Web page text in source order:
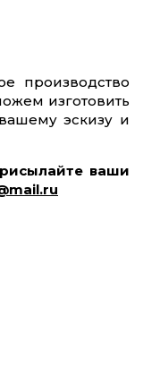
производство
изготовить
эскизу и
ваши